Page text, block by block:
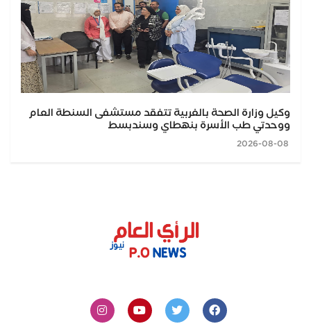
وكيل وزارة الصحة بالغربية تتفقد مستشفى السنطة العام
ووحدتي طب الأسرة بنهطاي وسندبسط